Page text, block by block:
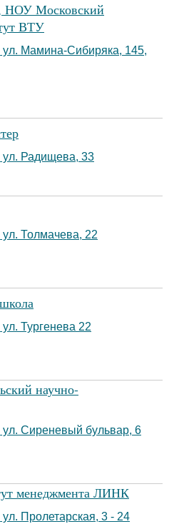
НОУ Московский
ВТУ
ул. Мамина-Сибиряка, 145,
ул. Радищева, 33
ул. Толмачева, 22
ул. Тургенева 22
научно-
ул. Сиреневый бульвар, 6
менеджмента ЛИНК
ул. Пролетарская, 3 - 24